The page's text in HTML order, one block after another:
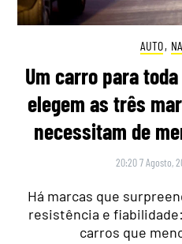
AUTO,
Um carro para
elegem as três
necessitam de
20:20 7 Agosto,
Há marcas que
resistência e
carros que